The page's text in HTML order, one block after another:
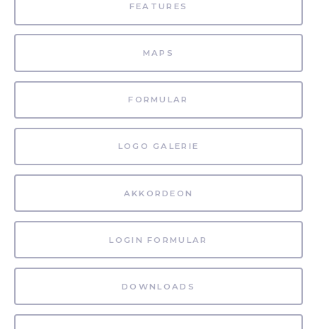
FEATURES
MAPS
FORMULAR
LOGO GALERIE
AKKORDEON
LOGIN FORMULAR
DOWNLOADS